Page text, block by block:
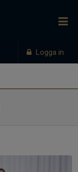
Logga in